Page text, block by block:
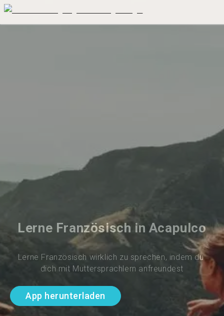
Lerne Französisch in Acapulco
Lerne Französisch wirklich zu sprechen, indem du
dich mit Muttersprachlern anfreundest
App herunterladen